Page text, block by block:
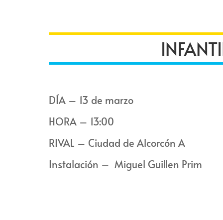
DÍA – 13 de marzo
HORA – 13:00
RIVAL – Ciudad de Alcorcón A
Instalación – Miguel Guillen Prim